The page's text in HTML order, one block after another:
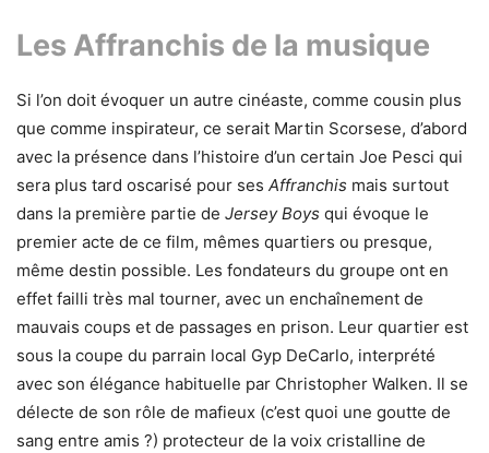
Les Affranchis de la musique
Si l’on doit évoquer un autre cinéaste, comme cousin plus
que comme inspirateur, ce serait Martin Scorsese, d’abord
avec la présence dans l’histoire d’un certain Joe Pesci qui
sera plus tard oscarisé pour ses Affranchis mais surtout
dans la première partie de Jersey Boys qui évoque le
premier acte de ce film, mêmes quartiers ou presque,
même destin possible. Les fondateurs du groupe ont en
effet failli très mal tourner, avec un enchaînement de
mauvais coups et de passages en prison. Leur quartier est
sous la coupe du parrain local Gyp DeCarlo, interprété
avec son élégance habituelle par Christopher Walken. Il se
délecte de son rôle de mafieux (c’est quoi une goutte de
sang entre amis ?) protecteur de la voix cristalline de